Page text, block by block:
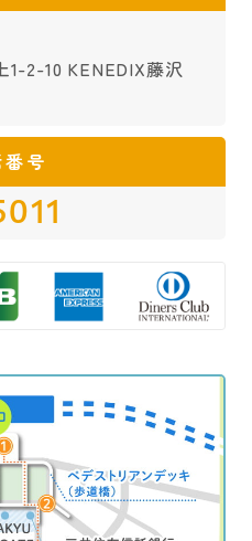
2-10 KENEDIX藤沢
号